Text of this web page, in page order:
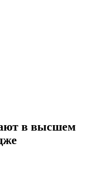
в высшем